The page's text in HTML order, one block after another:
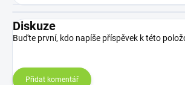
Diskuze
Buďte první, kdo napíše příspěvek k této
Přidat komentář